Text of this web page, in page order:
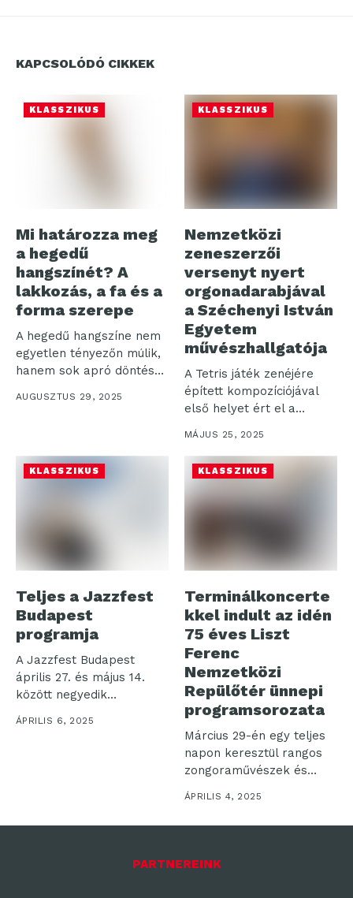
KAPCSOLÓDÓ CIKKEK
KLASSZIKUS
Mi határozza meg
a hegedű
hangszínét? A
lakkozás, a fa és a
forma szerepe
A hegedű hangszíne nem
egyetlen tényezőn múlik,
hanem sok apró döntés
AUGUSZTUS 29, 2025
KLASSZIKUS
Nemzetközi
zeneszerzői
versenyt nyert
orgonadarabjával
a Széchenyi István
Egyetem
művészhallgatója
A Tetris játék zenéjére
épített kompozíciójával
első helyet ért el a
rangos...
MÁJUS 25, 2025
KLASSZIKUS
Teljes a Jazzfest
Budapest
programja
A Jazzfest Budapest
április 27. és május 14.
között negyedik
alkalommal hozza...
ÁPRILIS 6, 2025
KLASSZIKUS
Terminálkoncerte
kkel indult az idén
75 éves Liszt
Ferenc
Nemzetközi
Repülőtér ünnepi
programsorozata
Március 29-én egy teljes
napon keresztül rangos
zongoraművészek és
fiatal tehetségek
játszottak...
ÁPRILIS 4, 2025
PARTNEREINK